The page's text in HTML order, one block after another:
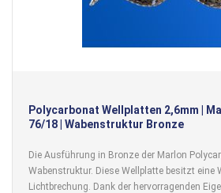
Polycarbonat Wellplatten 2,6mm |
76/18 | Wabenstruktur Bronze
Die Ausführung in Bronze der Marlon
Wabenstruktur. Diese Wellplatte besitzt eine
Lichtbrechung. Dank der hervorragenden